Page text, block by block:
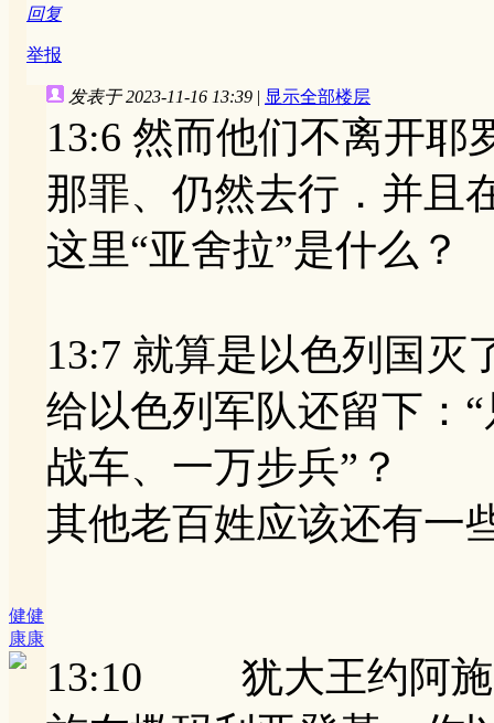
回复
举报
健健
康康
发表于 2023-11-16 13:39 | 显示全部楼层
13:6 然而他们不离开耶
那罪、仍然去行．并且
这里“亚舍拉”是什么？
13:7 就算是以色列国灭
给以色列军队还留下：
战车、一万步兵”？
其他老百姓应该还有一
13:10 犹大王约阿施